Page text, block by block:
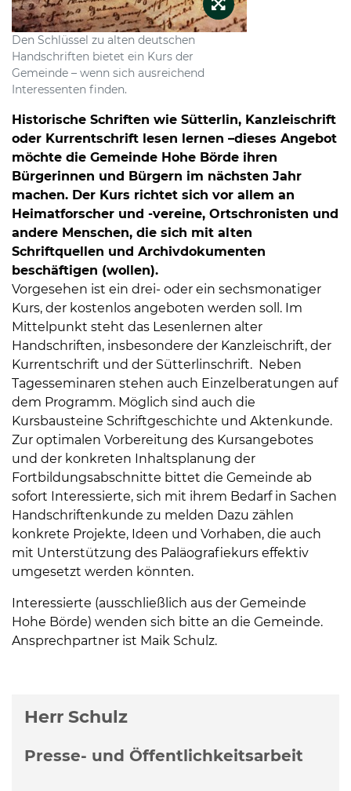
Den Schlüssel zu alten deutschen
Handschriften bietet ein Kurs der
Gemeinde – wenn sich ausreichend
Interessenten finden.
Historische Schriften wie Sütterlin, Kanzleischrift
oder Kurrentschrift lesen lernen –dieses Angebot
möchte die Gemeinde Hohe Börde ihren
Bürgerinnen und Bürgern im nächsten Jahr
machen. Der Kurs richtet sich vor allem an
Heimatforscher und -vereine, Ortschronisten und
andere Menschen, die sich mit alten
Schriftquellen und Archivdokumenten
beschäftigen (wollen).
Vorgesehen ist ein drei- oder ein sechsmonatiger
Kurs, der kostenlos angeboten werden soll. Im
Mittelpunkt steht das Lesenlernen alter
Handschriften, insbesondere der Kanzleischrift, der
Kurrentschrift und der Sütterlinschrift. Neben
Tagesseminaren stehen auch Einzelberatungen auf
dem Programm. Möglich sind auch die
Kursbausteine Schriftgeschichte und Aktenkunde.
Zur optimalen Vorbereitung des Kursangebotes
und der konkreten Inhaltsplanung der
Fortbildungsabschnitte bittet die Gemeinde ab
sofort Interessierte, sich mit ihrem Bedarf in Sachen
Handschriftenkunde zu melden Dazu zählen
konkrete Projekte, Ideen und Vorhaben, die auch
mit Unterstützung des Paläografiekurs effektiv
umgesetzt werden könnten.
Interessierte (ausschließlich aus der Gemeinde
Hohe Börde) wenden sich bitte an die Gemeinde.
Ansprechpartner ist Maik Schulz.
Weitere Informationen
Herr Schulz
Presse- und Öffentlichkeitsarbeit